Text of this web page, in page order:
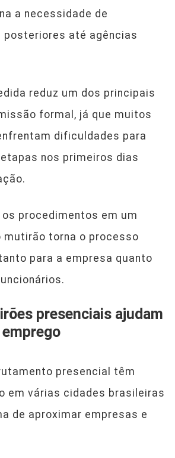
a necessidade de
posteriores até agências
reduz um dos principais
formal, já que muitos
dificuldades para
nos primeiros dias
procedimentos em um
mutirão torna o processo
para a empresa quanto
presenciais ajudam
presencial têm
em várias cidades brasileiras
de aproximar empresas e